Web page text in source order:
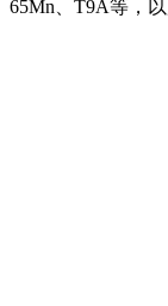
65Mn、T9A等，